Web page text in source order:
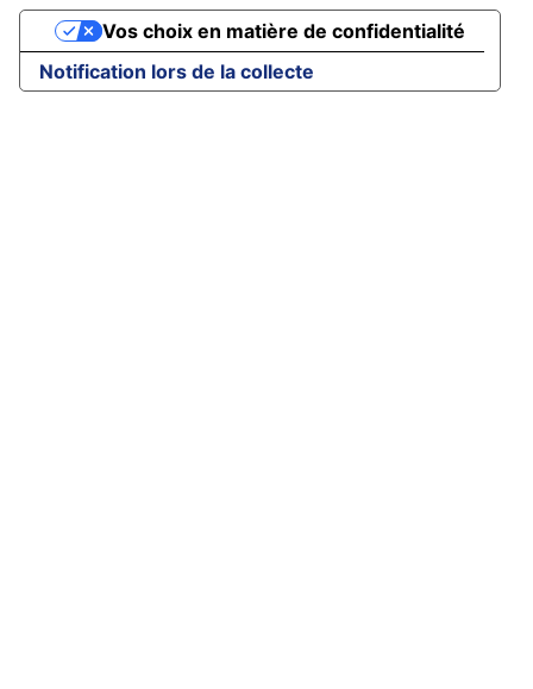
Notification lors de la collecte
Vos choix en matière de confidentialité